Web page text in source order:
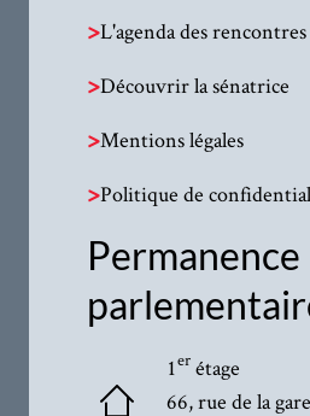
>L'agenda des rencontres
>Découvrir la sénatrice
>Mentions légales
>Politique de
Permanence
1erétage
66, rue de la gare